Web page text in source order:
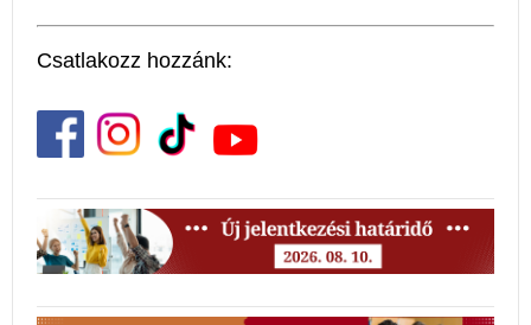
Csatlakozz hozzánk: